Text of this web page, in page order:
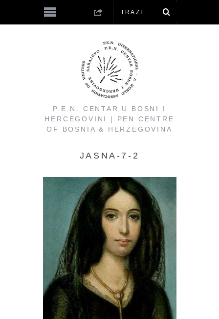
P.E.N. CENTAR U BOSNI I
HERCEGOVINI | PEN CENTRE
OF BOSNIA & HERZEGOVINA
JASNA-7-2